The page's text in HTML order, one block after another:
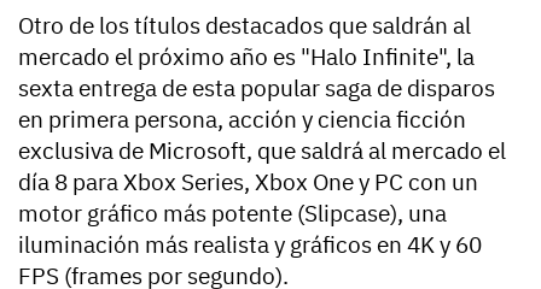
Otro de los títulos destacados que saldrán al
mercado el próximo año es "Halo Infinite", la
sexta entrega de esta popular saga de disparos
en primera persona, acción y ciencia ficción
exclusiva de Microsoft, que saldrá al mercado el
día 8 para Xbox Series, Xbox One y PC con un
motor gráfico más potente (Slipcase), una
iluminación más realista y gráficos en 4K y 60
FPS (frames por segundo).